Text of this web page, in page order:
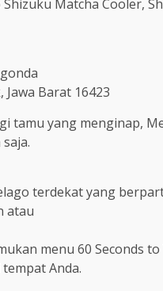
Matcha Cooler,
Jawa Barat 16423
yang menginap,
terdekat yang
atau
menu 60 Seconds to
Anda.